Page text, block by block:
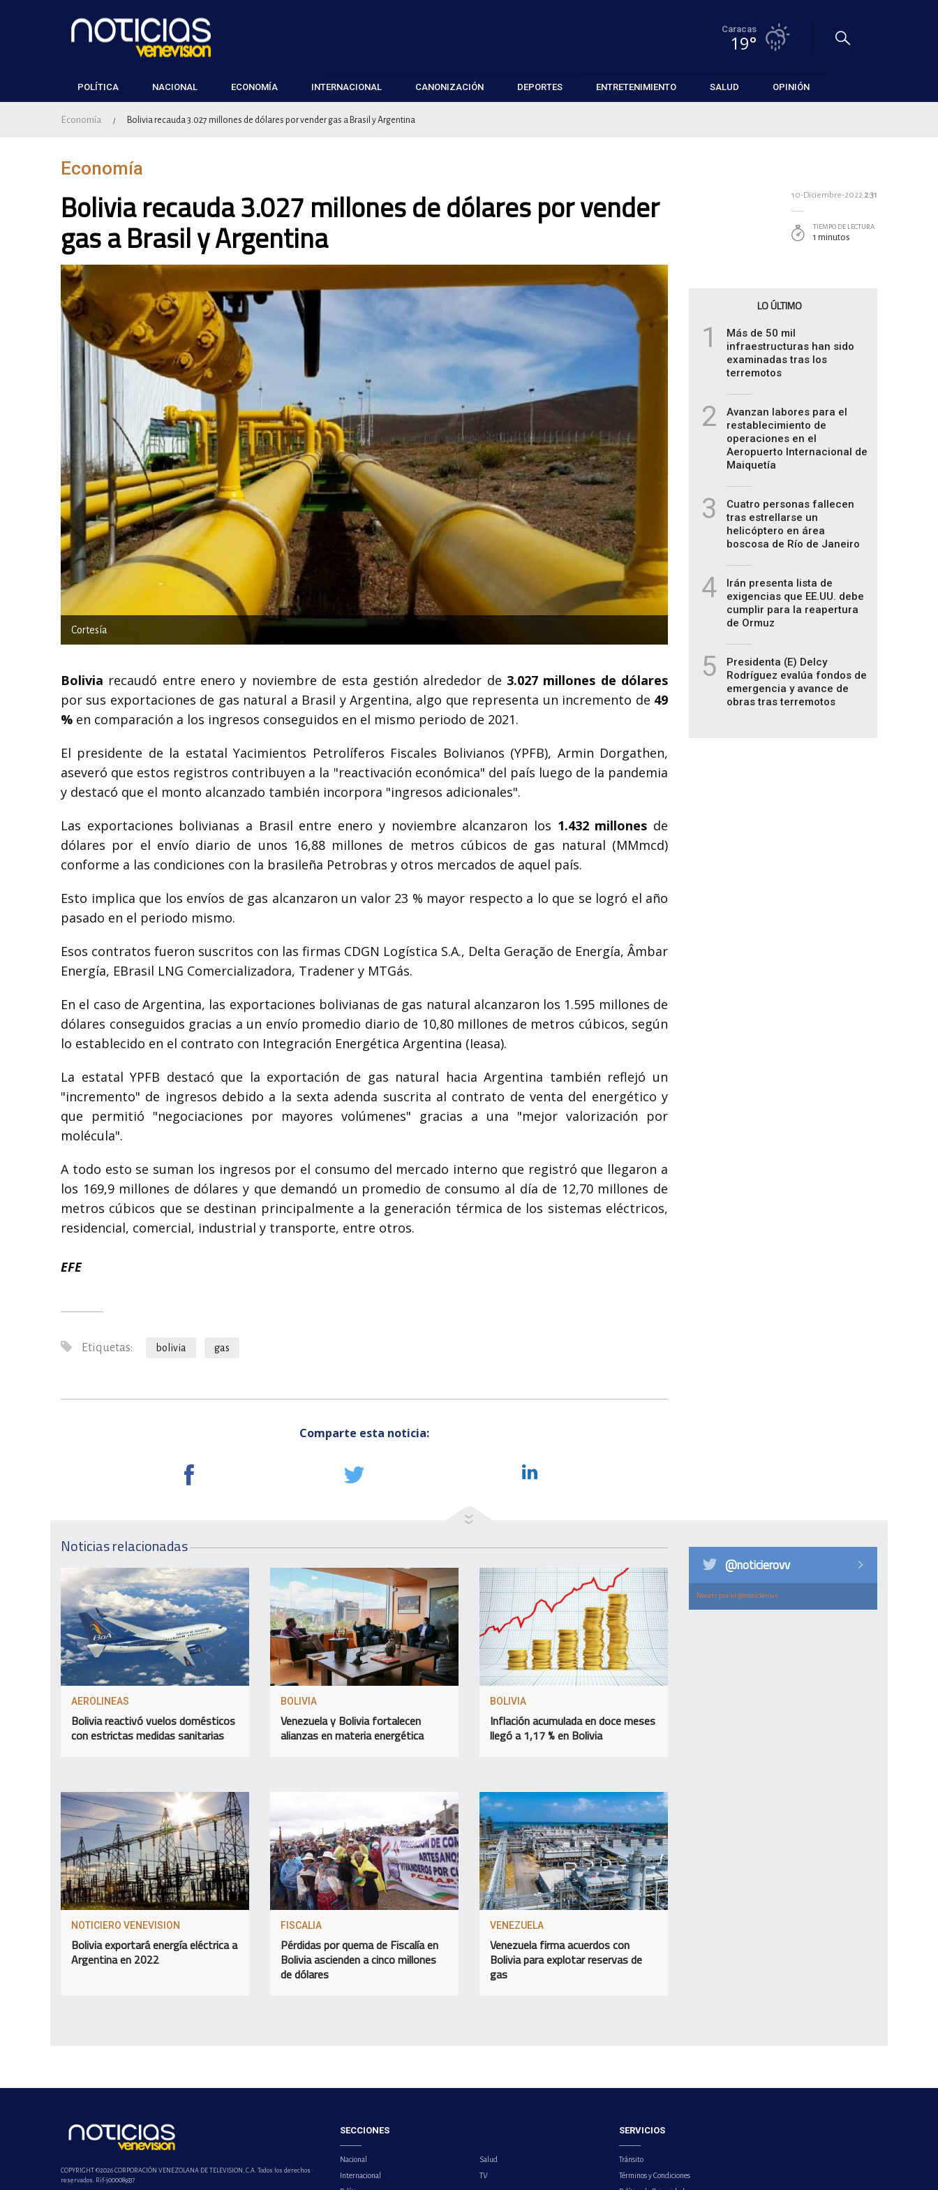
Caracas
19°
POLÍTICA NACIONAL ECONOMÍA INTERNACIONAL CANONIZACIÓN DEPORTES ENTRETENIMIENTO SALUD OPINIÓN
Economía / Bolivia recauda 3.027 millones de dólares por vender gas a Brasil y Argentina
Economía
Bolivia recauda 3.027 millones de dólares por vender
gas a Brasil y Argentina
Cortesía
Bolivia recaudó entre enero y noviembre de esta gestión alrededor de 3.027 millones de dólares
por sus exportaciones de gas natural a Brasil y Argentina, algo que representa un incremento de 49
% en comparación a los ingresos conseguidos en el mismo periodo de 2021.
El presidente de la estatal Yacimientos Petrolíferos Fiscales Bolivianos (YPFB), Armin Dorgathen,
aseveró que estos registros contribuyen a la "reactivación económica" del país luego de la pandemia
y destacó que el monto alcanzado también incorpora "ingresos adicionales".
Las exportaciones bolivianas a Brasil entre enero y noviembre alcanzaron los 1.432 millones de
dólares por el envío diario de unos 16,88 millones de metros cúbicos de gas natural (MMmcd)
conforme a las condiciones con la brasileña Petrobras y otros mercados de aquel país.
Esto implica que los envíos de gas alcanzaron un valor 23 % mayor respecto a lo que se logró el año
pasado en el periodo mismo.
Esos contratos fueron suscritos con las firmas CDGN Logística S.A., Delta Geração de Energía, Âmbar
Energía, EBrasil LNG Comercializadora, Tradener y MTGás.
En el caso de Argentina, las exportaciones bolivianas de gas natural alcanzaron los 1.595 millones de
dólares conseguidos gracias a un envío promedio diario de 10,80 millones de metros cúbicos, según
lo establecido en el contrato con Integración Energética Argentina (Ieasa).
La estatal YPFB destacó que la exportación de gas natural hacia Argentina también reflejó un
"incremento" de ingresos debido a la sexta adenda suscrita al contrato de venta del energético y
que permitió "negociaciones por mayores volúmenes" gracias a una "mejor valorización por
molécula".
A todo esto se suman los ingresos por el consumo del mercado interno que registró que llegaron a
los 169,9 millones de dólares y que demandó un promedio de consumo al día de 12,70 millones de
metros cúbicos que se destinan principalmente a la generación térmica de los sistemas eléctricos,
residencial, comercial, industrial y transporte, entre otros.
EFE
Etiquetas: bolivia gas
Comparte esta noticia:
10-Diciembre-2022 2:31
TIEMPO DE LECTURA
1 minutos
LO ÚLTIMO
1
Más de 50 mil
infraestructuras han sido
examinadas tras los
terremotos
2
Avanzan labores para el
restablecimiento de
operaciones en el
Aeropuerto Internacional de
Maiquetía
3
Cuatro personas fallecen
tras estrellarse un
helicóptero en área
boscosa de Río de Janeiro
4
Irán presenta lista de
exigencias que EE.UU. debe
cumplir para la reapertura
de Ormuz
5
Presidenta (E) Delcy
Rodríguez evalúa fondos de
emergencia y avance de
obras tras terremotos
Noticias relacionadas
AEROLINEAS
Bolivia reactivó vuelos domésticos
con estrictas medidas sanitarias
BOLIVIA
Venezuela y Bolivia fortalecen
alianzas en materia energética
BOLIVIA
Inflación acumulada en doce meses
llegó a 1,17 % en Bolivia
NOTICIERO VENEVISION
Bolivia exportará energía eléctrica a
Argentina en 2022
FISCALIA
Pérdidas por quema de Fiscalía en
Bolivia ascienden a cinco millones
de dólares
VENEZUELA
Venezuela firma acuerdos con
Bolivia para explotar reservas de
gas
@noticierovv
Tweets por el @noticierovv.
COPYRIGHT ©2026 CORPORACIÓN VENEZOLANA DE TELEVISION, C.A. Todos los derechos
reservados. Rif-j000089337
SECCIONES
Nacional
Internacional
Salud
TV
SERVICIOS
Tránsito
Términos y Condiciones